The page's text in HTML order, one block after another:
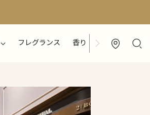
フレグランス 香り 特集ページ